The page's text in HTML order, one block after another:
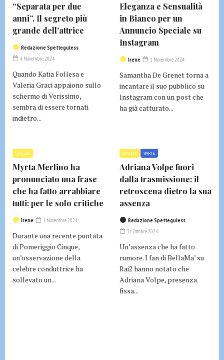
“Separata per due
anni”. Il segreto più
grande dell’attrice
Redazione Spetteguless
4 Novembre 2024
Quando Katia Follesa e
Valeria Graci appaiono sullo
schermo di Verissimo,
sembra di essere tornati
indietro...
Eleganza e Sensualità
in Bianco per un
Annuncio Speciale su
Instagram
Irene 1 Novembre 2024
Samantha De Grenet torna a
incantare il suo pubblico su
Instagram con un post che
ha già catturato...
GOSSIP
Myrta Merlino ha
pronunciato una frase
che ha fatto arrabbiare
tutti: per le solo critiche
Irene 1 Novembre 2024
Durante una recente puntata
di Pomeriggio Cinque,
un’osservazione della
celebre conduttrice ha
sollevato un...
GOSSIP VARIE
Adriana Volpe fuori
dalla trasmissione: il
retroscena dietro la sua
assenza
Redazione Spetteguless
31 Ottobre 2024
Un’assenza che ha fatto
rumore. I fan di BellaMa’ su
Rai2 hanno notato che
Adriana Volpe, presenza
fissa...